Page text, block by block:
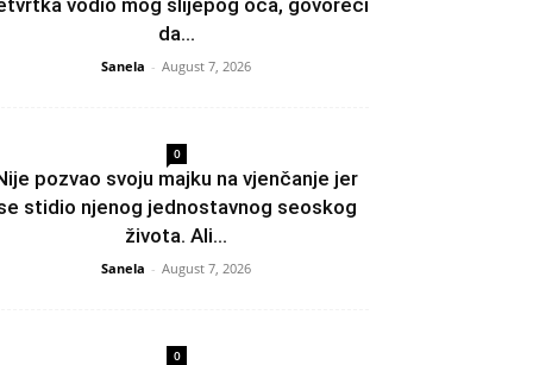
da...
Sanela - August 7, 2026
0
pozvao svoju majku na vjenčanje jer
stidio njenog jednostavnog seoskog
života. Ali...
Sanela - August 7, 2026
0